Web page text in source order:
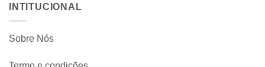
INTITUCIONAL
Sobre Nós